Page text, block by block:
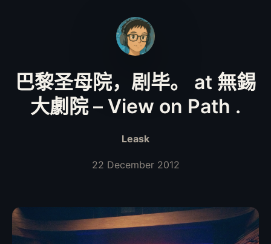
巴黎圣母院，剧毕。 at 無錫
大劇院 – View on Path .
Leask
22 December 2012